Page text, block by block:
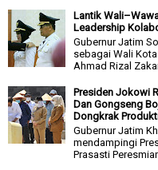
Lantik
Leadership
Gubernur Jatim
sebagai Wali
Ahmad Rizal
Presiden Jokowi
Dan Gongseng
Dongkrak
Gubernur Jatim
mendampingi
Prasasti